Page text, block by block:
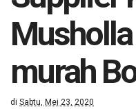
murah
di Sabtu, Mei 23, 2020